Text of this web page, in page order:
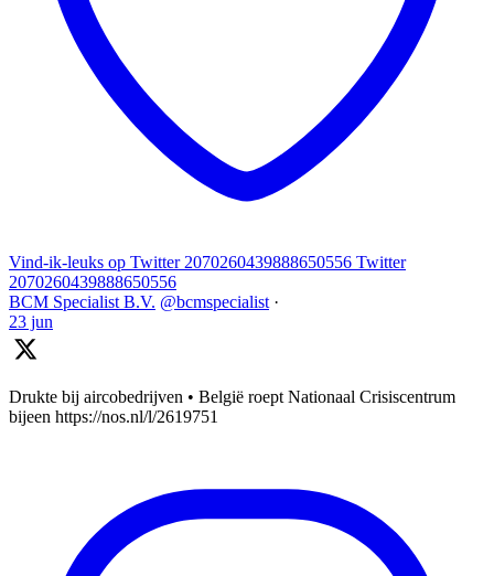
Vind-ik-leuks op Twitter 2070260439888650556 Twitter
2070260439888650556
BCM Specialist B.V. @bcmspecialist ·
23 jun
Drukte bij aircobedrijven • België roept Nationaal Crisiscentrum
bijeen https://nos.nl/l/2619751